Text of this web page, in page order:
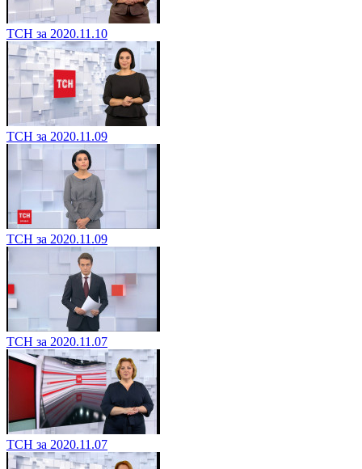
ТСН за 2020.11.10
ТСН за 2020.11.09
ТСН за 2020.11.09
ТСН за 2020.11.07
ТСН за 2020.11.07